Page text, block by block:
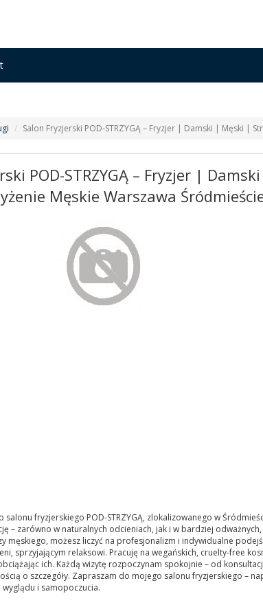
Salon Fryzjerski POD-STRZYGĄ – Fryzjer | Damski | Męski |
POD-STRZYGĄ – Fryzjer |
Męskie Warszawa
salonu fryzjerskiego POD-STRZYGĄ, zlokalizowanego w
– zarówno w naturalnych odcieniach, jak i w bardziej
męskiego, możesz liczyć na profesjonalizm i indywidualne
sprzyjającym relaksowi. Pracuję na wegańskich, cruelty-free
ich. Każdą wizytę rozpoczynam spokojnie – od
o szczegóły. Zapraszam do mojego salonu fryzjerskiego –
i samopoczucia.